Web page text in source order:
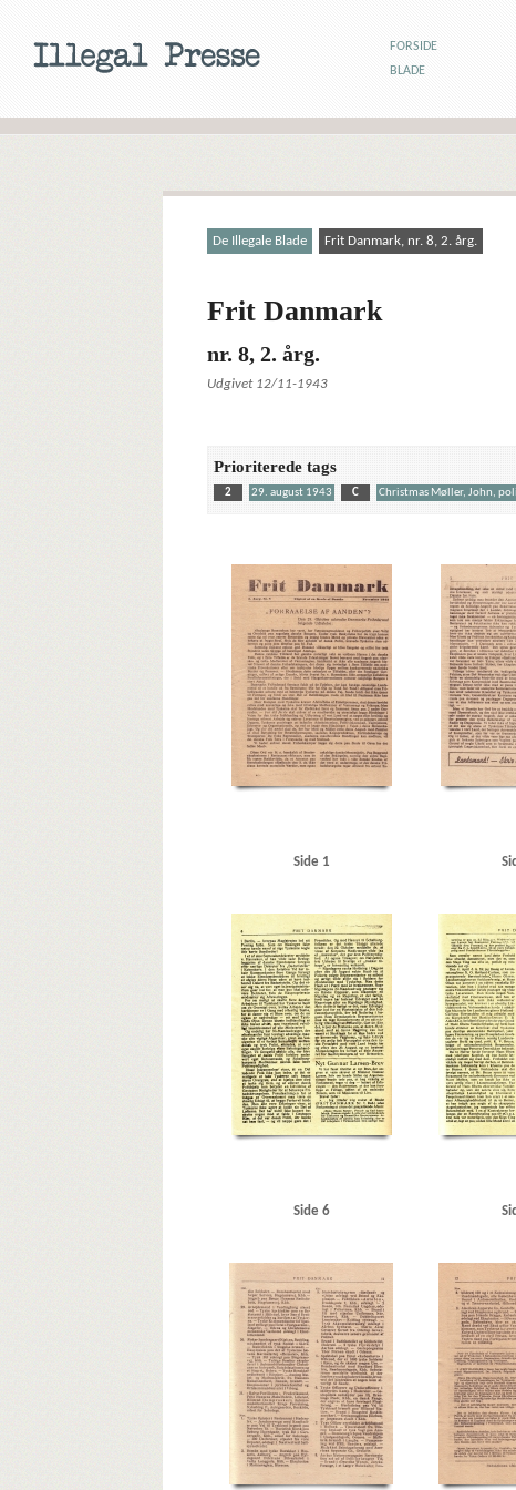
FORSIDE
BLADE
De Illegale Blade Frit Danmark, nr. 8, 2. årg.
Frit Danmark
nr. 8, 2. årg.
Udgivet 12/11-1943
Prioriterede tags
2 29. august 1943 C Christmas Møller, John,
Autofon, Kbh.
Autogaarden, Roskilde Automobilhallen,
Bruun, K.V., cand.polit.
Bryld, lrs. Børge Hansens
D.B. Adler & Co., bankierfirma
Dagmarbio Dagmarhus
Dietrich, Dr., rigspressechef
Dornier, firma DSB (De
Engberg, snedker
F F.L. Schmidth Fiat, Kbh.
Gielstrup, Jens, forfatter
Glad, slagtermester, Slagelse
Hans Nielsens Frølager, Slagelse
Hans Olsens Børste-,
Hillerød Dampvaskeri
Hillerød Station Hj. Brantings
Hyldegaard Petersens Bilværksted, Kbh.
Nørrebrogade, Kbh.
O Odder Odens og
Ortskommandanturet, Viborg
Otterup Geværfabrik P
Raadmandsgade, Kbh.
RAF (Royal Air Force) Randers
Rigsdagens Samarbejdsudvalg (Nimandsudvalget)
Risskov
Silkeborg
Sjælland Sjælland, storebæltsfærge
Strandboulevarden, Kbh.
Størkafeen Super Service, Kbh.
Tosca, restaurant, Kbh.
Tysk politi U
Vesterbrogade, Kbh.
Vestergade, Kbh. Vesterport
W
Washington Wedela, skotøjsfabrik Ø
Side 1
Side 6